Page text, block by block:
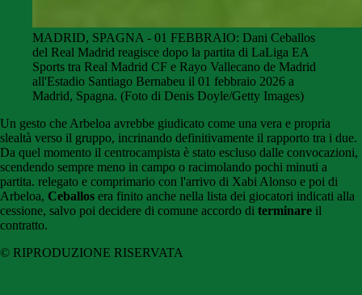
MADRID, SPAGNA - 01 FEBBRAIO: Dani Ceballos
del Real Madrid reagisce dopo la partita di LaLiga EA
Sports tra Real Madrid CF e Rayo Vallecano de Madrid
all'Estadio Santiago Bernabeu il 01 febbraio 2026 a
Madrid, Spagna. (Foto di Denis Doyle/Getty Images)
Un gesto che Arbeloa avrebbe giudicato come una vera e propria
slealtà verso il gruppo, incrinando definitivamente il rapporto tra i due.
Da quel momento il centrocampista è stato escluso dalle convocazioni,
scendendo sempre meno in campo o racimolando pochi minuti a
partita. relegato e comprimario con l'arrivo di Xabi Alonso e poi di
Arbeloa, Ceballos era finito anche nella lista dei giocatori indicati alla
cessione, salvo poi decidere di comune accordo di terminare il
contratto.
© RIPRODUZIONE RISERVATA